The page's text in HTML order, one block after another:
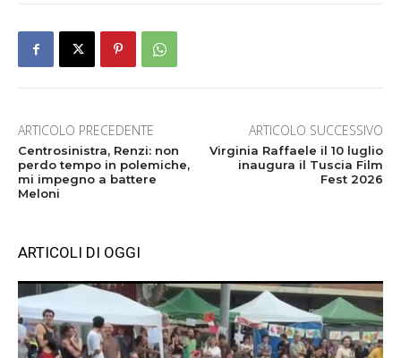
ARTICOLO PRECEDENTE
Centrosinistra, Renzi: non
perdo tempo in polemiche,
mi impegno a battere
Meloni
ARTICOLO SUCCESSIVO
Virginia Raffaele il 10 luglio
inaugura il Tuscia Film
Fest 2026
ARTICOLI DI OGGI